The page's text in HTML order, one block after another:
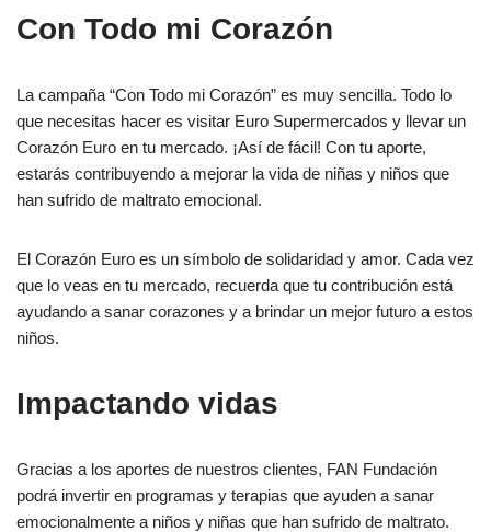
Con Todo mi Corazón
La campaña “Con Todo mi Corazón” es muy sencilla. Todo lo
que necesitas hacer es visitar Euro Supermercados y llevar un
Corazón Euro en tu mercado. ¡Así de fácil! Con tu aporte,
estarás contribuyendo a mejorar la vida de niñas y niños que
han sufrido de maltrato emocional.
El Corazón Euro es un símbolo de solidaridad y amor. Cada vez
que lo veas en tu mercado, recuerda que tu contribución está
ayudando a sanar corazones y a brindar un mejor futuro a estos
niños.
Impactando vidas
Gracias a los aportes de nuestros clientes, FAN Fundación
podrá invertir en programas y terapias que ayuden a sanar
emocionalmente a niños y niñas que han sufrido de maltrato.